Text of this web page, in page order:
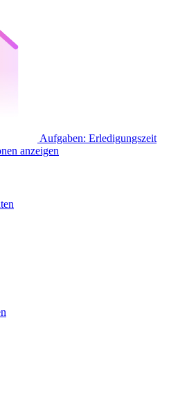
Aufgaben: Erledigungszeit
anzeigen